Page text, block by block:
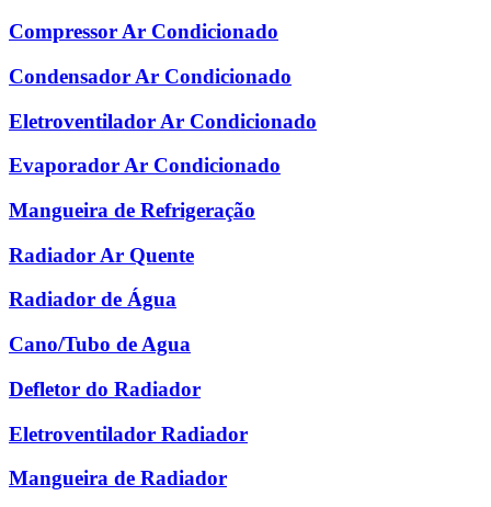
Compressor Ar Condicionado
Condensador Ar Condicionado
Eletroventilador Ar Condicionado
Evaporador Ar Condicionado
Mangueira de Refrigeração
Radiador Ar Quente
Radiador de Água
Cano/Tubo de Agua
Defletor do Radiador
Eletroventilador Radiador
Mangueira de Radiador